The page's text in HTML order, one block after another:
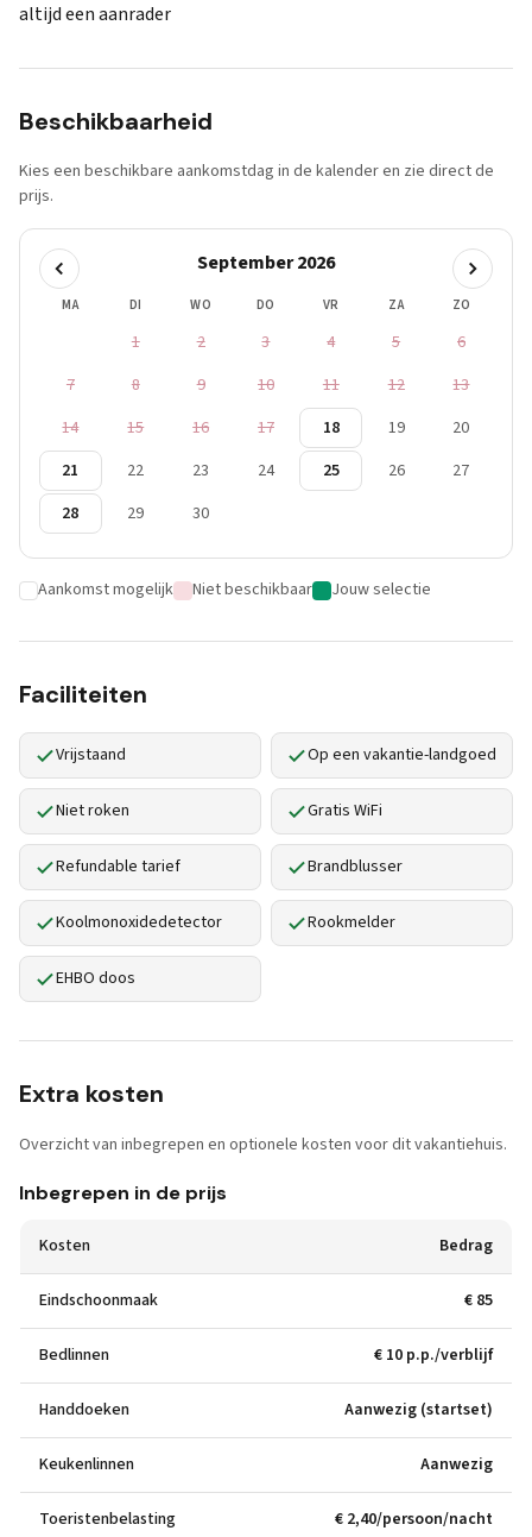
altijd een aanrader
Beschikbaarheid
Kies een beschikbare aankomstdag in de kalender en zie direct de
prijs.
September 2026
MA DI WO DO VR ZA ZO
1 2 3 4 5
6
7
8 9 10 11 12
13
14
15 16 17 18 19
20
21
22 23 24 25 26
27
28
29 30
Aankomst mogelijk Niet beschikbaar Jouw selectie
Faciliteiten
Vrijstaand Op een vakantie-landgoed
Niet roken Gratis WiFi
Refundable tarief Brandblusser
Koolmonoxidedetector Rookmelder
EHBO doos
Extra kosten
Overzicht van inbegrepen en optionele kosten voor dit vakantiehuis.
Inbegrepen in de prijs
Kosten Bedrag
Eindschoonmaak € 85
Bedlinnen € 10 p.p./verblijf
Handdoeken Aanwezig (startset)
Keukenlinnen Aanwezig
Toeristenbelasting € 2,40/persoon/nacht